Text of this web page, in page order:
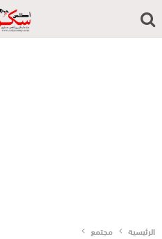
الرئيسية مجتمع